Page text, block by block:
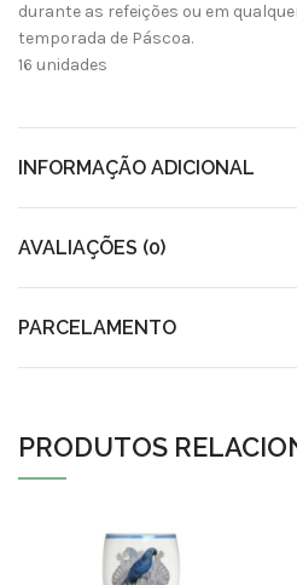
durante as refeições ou em
temporada de Páscoa.
16 unidades
INFORMAÇÃO ADICIONAL
AVALIAÇÕES (0)
PARCELAMENTO
PRODUTOS